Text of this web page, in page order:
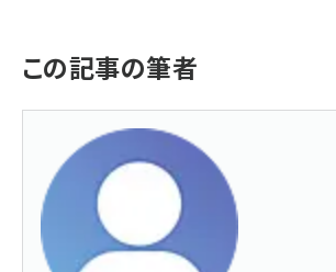
この記事の筆者